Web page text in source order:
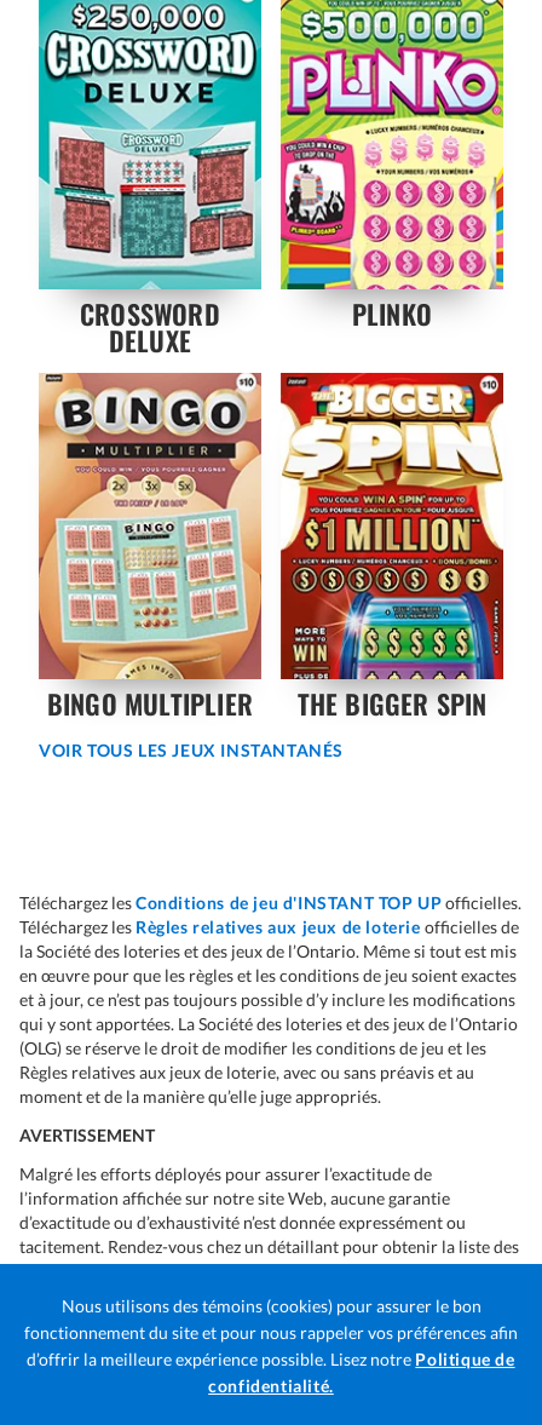
Nous utilisons des témoins (cookies) pour assurer le bon
fonctionnement du site et pour nous rappeler vos préférences afin
d’offrir la meilleure expérience possible. Lisez notre Politique de
confidentialité.
CROSSWORD
DELUXE
PLINKO
BINGO MULTIPLIER THE BIGGER SPIN
VOIR TOUS LES JEUX INSTANTANÉS
Téléchargez lesConditions de jeu d'INSTANT TOP UPofficielles.
Téléchargez les Règles relatives aux jeux de loterie officielles de
la Société des loteries et des jeux de l’Ontario. Même si tout est mis
en œuvre pour que les règles et les conditions de jeu soient exactes
et à jour, ce n’est pas toujours possible d’y inclure les modifications
qui y sont apportées. La Société des loteries et des jeux de l’Ontario
(OLG) se réserve le droit de modifier les conditions de jeu et les
Règles relatives aux jeux de loterie, avec ou sans préavis et au
moment et de la manière qu’elle juge appropriés.
AVERTISSEMENT
Malgré les efforts déployés pour assurer l’exactitude de
l’information affichée sur notre site Web, aucune garantie
d’exactitude ou d’exhaustivité n’est donnée expressément ou
tacitement. Rendez-vous chez un détaillant pour obtenir la liste des
numéros gagnants officiels ou utiliser un vérificateur de billets.